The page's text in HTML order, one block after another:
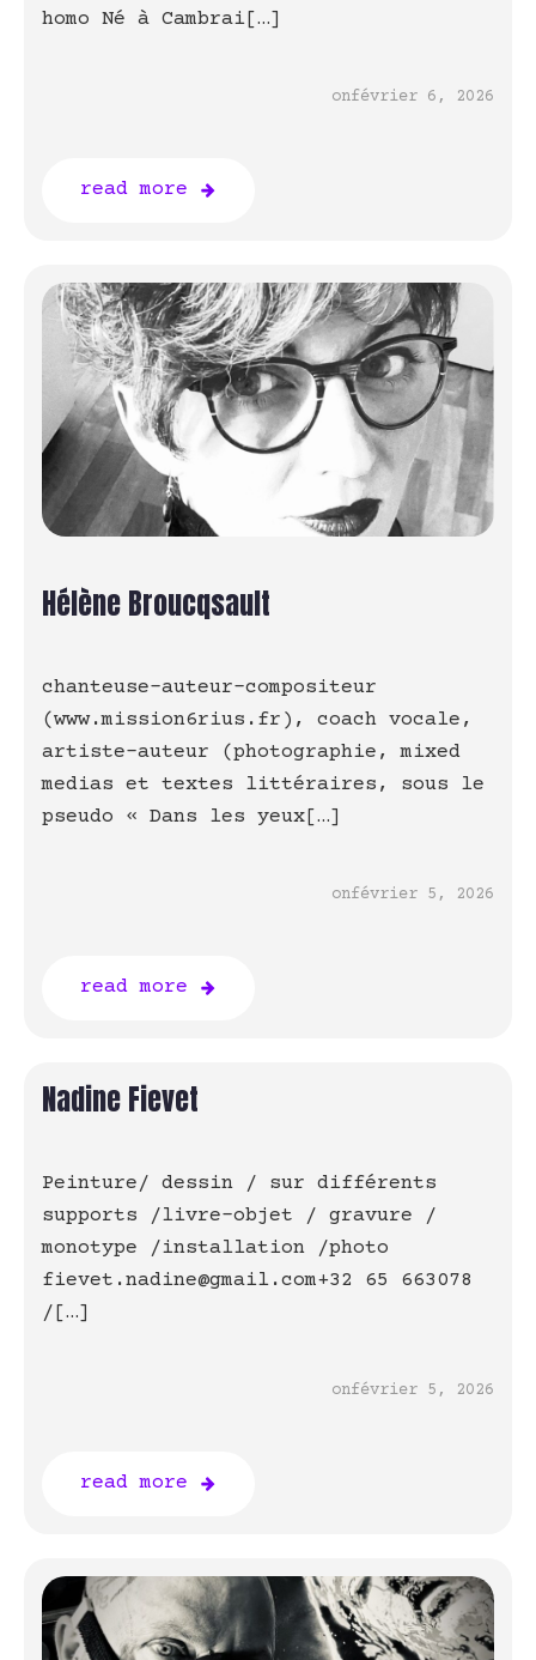
homo Né à Cambrai[…]
onfévrier 6, 2026
read more
Hélène Broucqsault
chanteuse-auteur-compositeur
(www.mission6rius.fr), coach vocale,
artiste-auteur (photographie, mixed
medias et textes littéraires, sous le
pseudo « Dans les yeux[…]
onfévrier 5, 2026
read more
Nadine Fievet
Peinture/ dessin / sur différents
supports /livre-objet / gravure /
monotype /installation /photo
fievet.nadine@gmail.com+32 65 663078
/[…]
onfévrier 5, 2026
read more